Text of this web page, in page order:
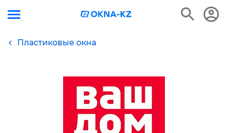
Пластиковые окна